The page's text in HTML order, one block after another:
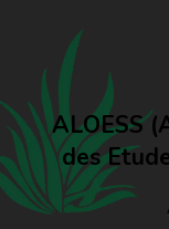
ALOESS
des